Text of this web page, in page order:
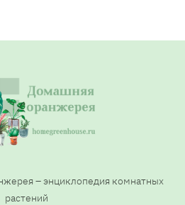
– энциклопедия комнатных
растений